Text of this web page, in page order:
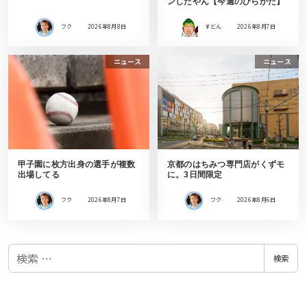
フク 2026年8月8日 すどん 2026年8月7日
ニュース
甲子園に枚方出身の選手が複数
出場してる
フク 2026年8月7日
ニュース
京都のはちみつ専門店がくずモ
に。3日間限定
フク 2026年8月6日
検
検索